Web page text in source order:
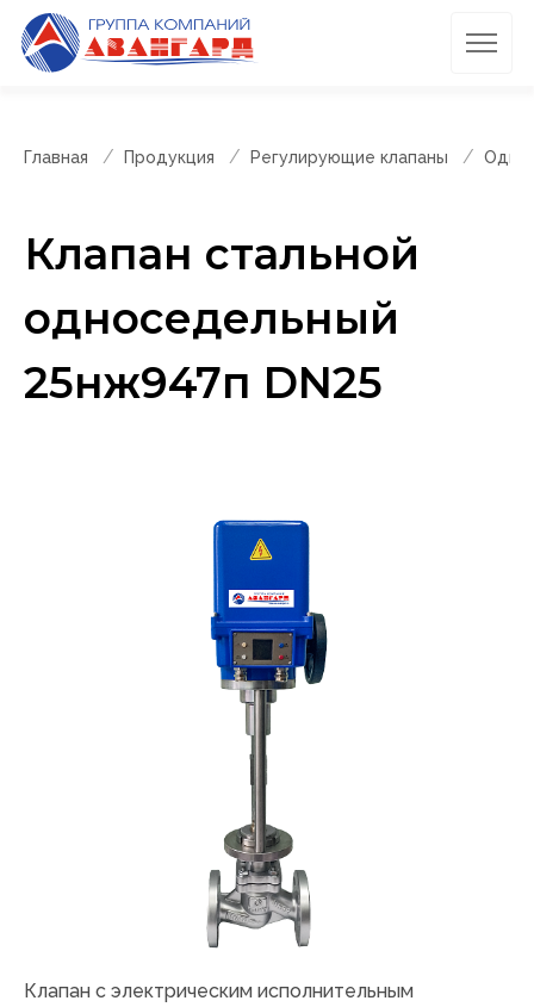
Главная Продукция Регулирующие клапаны
Клапан стальной
односедельный
25нж947п DN25
Клапан с электрическим исполнительным